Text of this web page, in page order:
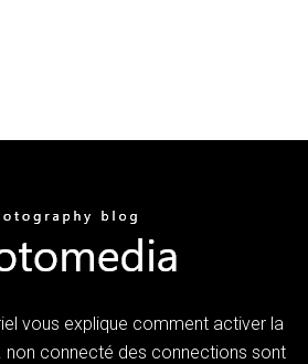
vous explique comment activer la
non connecté des connections sont